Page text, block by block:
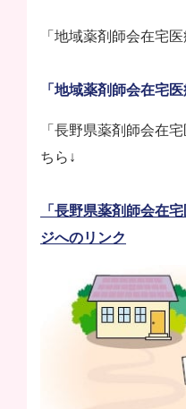
「地域薬剤師会在宅
「地域薬剤師会在宅
「長野県薬剤師会在
ちら↓
「長野県薬剤師会在
ジへのリンク